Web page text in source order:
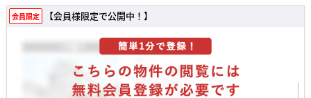
会員限定 【会員様限定で公開中！】